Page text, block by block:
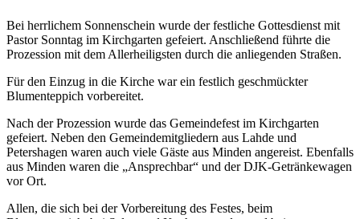
Bei herrlichem Sonnenschein wurde der festliche Gottesdienst mit
Pastor Sonntag im Kirchgarten gefeiert. Anschließend führte die
Prozession mit dem Allerheiligsten durch die anliegenden Straßen.
Für den Einzug in die Kirche war ein festlich geschmückter
Blumenteppich vorbereitet.
Nach der Prozession wurde das Gemeindefest im Kirchgarten
gefeiert. Neben den Gemeindemitgliedern aus Lahde und
Petershagen waren auch viele Gäste aus Minden angereist. Ebenfalls
aus Minden waren die „Ansprechbar“ und der DJK-Getränkewagen
vor Ort.
Allen, die sich bei der Vorbereitung des Festes, beim